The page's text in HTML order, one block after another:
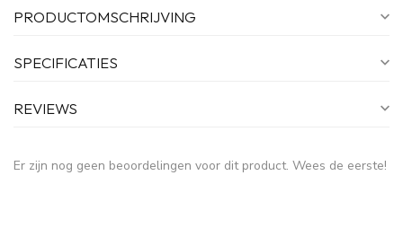
PRODUCTOMSCHRIJVING
SPECIFICATIES
REVIEWS
Er zijn nog geen beoordelingen voor dit product. Wees de eerste!